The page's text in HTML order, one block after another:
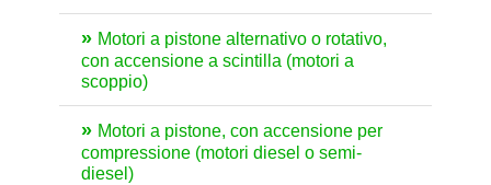
Motori a pistone alternativo o rotativo,
con accensione a scintilla (motori a
scoppio)
Motori a pistone, con accensione per
compressione (motori diesel o semi-
diesel)